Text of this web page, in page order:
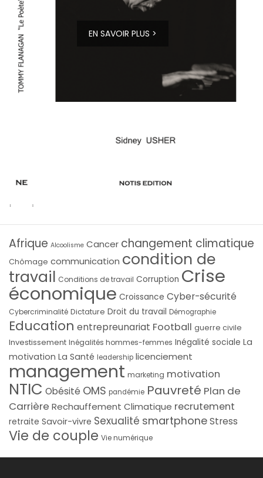
EN SAVOIR PLUS >
Afrique Alcoolisme Cancer changement climatique
Chômage communication condition de
travail Conditions de travail Corruption Crise
économique Croissance Cyber-sécurité
Cybercriminalité Dictature Droit du travail Démographie
Education entrepreunariat Football guerre civile
Investissement Inégalités hommes-femmes Inégalité sociale La
motivation La Santé leadership licenciement
management marketing motivation
NTIC Obésité OMS pandémie Pauvreté Plan de
Carrière Rechauffement Climatique recrutement
retraite Savoir-vivre Sexualité smartphoneStress
Vie de couple Vie numérique